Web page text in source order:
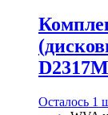
Осталось 1